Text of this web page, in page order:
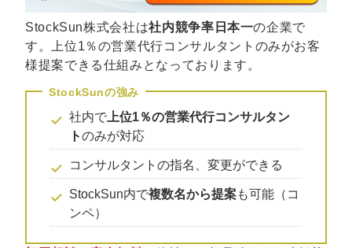
正社員
カスタマーサクセスマネージャー
常勤監査役
内部監査室長
募集要項一覧
StockSun株式会社は社内競争率日本一の企業で
す。上位1％の営業代行コンサルタントのみがお客
様提案できる仕組みとなっております。
社内で 上位1％の営業代行コンサルタン
トのみが対応
コンサルタントの指名、変更ができる
StockSun内で複数名から提案も可能（コ
ンペ）